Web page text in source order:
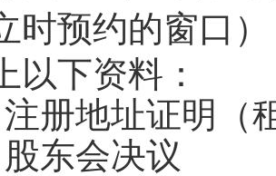
时预约的窗口）
以下资料：
注册地址证明（
东会决议